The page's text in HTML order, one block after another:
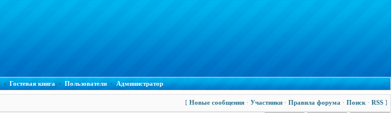
• Гостевая книга • Пользователи• Администратор
[ Новые сообщения · Участники · Правила форума · Поиск · RSS ]